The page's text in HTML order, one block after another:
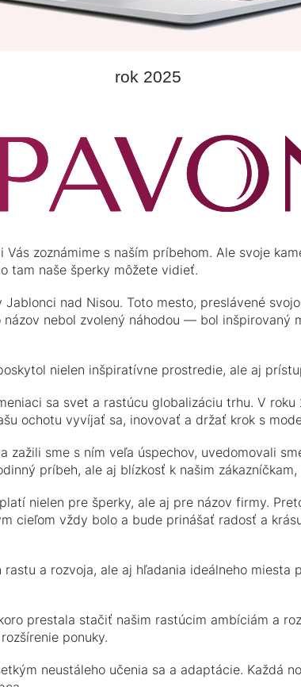
rok 2025
zoznámime s naším príbehom. Ale svoje
tam naše šperky môžete vidieť.
nad Nisou. Toto mesto, preslávené
nebol zvolený náhodou — bol inšpirovaný
nielen inšpiratívne prostredie, ale aj
sa svet a rastúcu globalizáciu trhu. V
ochotu vyvíjať sa, inovovať a držať krok s
zažili sme s ním veľa úspechov, uvedomovali
príbeh, ale aj blízkosť k našim
nielen pre šperky, ale aj pre názov firmy.
cieľom vždy bolo a bude prinášať radosť a
a rozvoja, ale aj hľadania ideálneho
prestala stačiť našim rastúcim ambíciám a
ponuky.
neustáleho učenia sa a adaptácie. Každá